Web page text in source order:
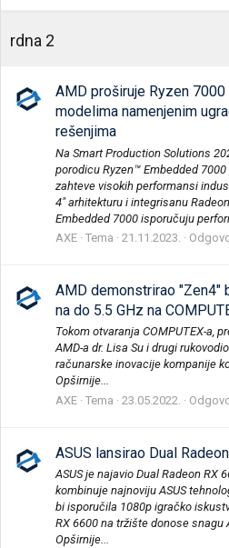
rdna 2
AMD proširuje Ryzen
modelima namenjenim
rešenjima
Na Smart Production Solutions
porodicu Ryzen™ Embedded
zahteve visokih performansi
4" arhitekturu i integrisanu
Embedded 7000 isporučuju
AXE Tema 21.11.2023.
AMD demonstrirao "Zen4"
na do 5.5 GHz na
Tokom otvaranja COMPUTEX-a,
AMD-a dr. Lisa Su i drugi
računarske inovacije kompanije
Opširnije...
AXE Tema 23.05.2022.
ASUS lansirao Dual
ASUS je najavio Dual Radeon RX
kombinuje najnoviju ASUS
bi isporučila 1080p igračko
RX 6600 na tržište donose snagu
Opširnije...